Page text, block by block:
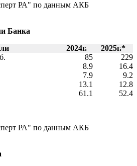
РА" по данным АКБ
Банка
2024г.
2025г.*
85
229
8.9
16.4
7.9
9.2
13.1
12.8
61.1
52.4
РА" по данным АКБ